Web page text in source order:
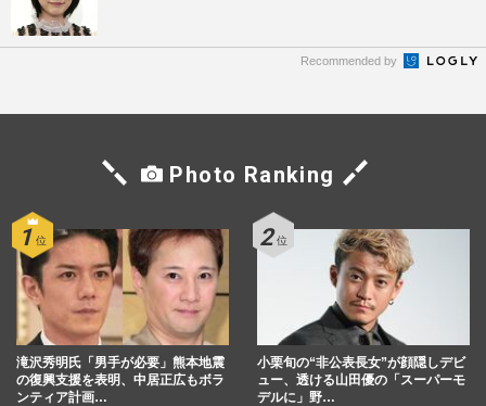
Recommended by
Photo Ranking
滝沢秀明氏「男手が必要」熊本地震
の復興支援を表明、中居正広もボラ
ンティア計画…
小栗旬の“非公表長女”が顔隠しデビ
ュー、透ける山田優の「スーパーモ
デルに」野…